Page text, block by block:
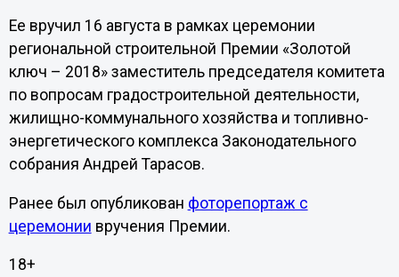
Ее вручил 16 августа в рамках церемонии
региональной строительной Премии «Золотой
ключ – 2018» заместитель председателя комитета
по вопросам градостроительной деятельности,
жилищно-коммунального хозяйства и топливно-
энергетического комплекса Законодательного
собрания Андрей Тарасов.
Ранее был опубликован фоторепортаж с
церемонии вручения Премии.
18+